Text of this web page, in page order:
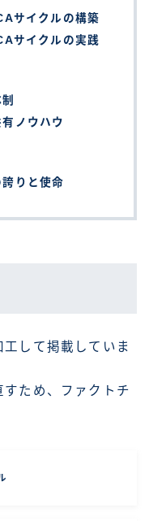
サイクルの構築
サイクルの実践
ノウハウ
りと使命
して掲載していま
ため、ファクトチ